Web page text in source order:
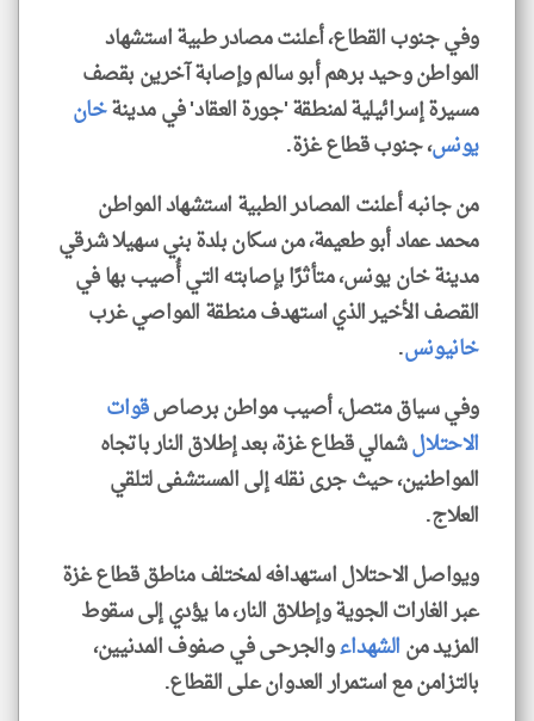
وفي جنوب القطاع، أعلنت مصادر طبية استشهاد
المواطن وحيد برهم أبو سالم وإصابة آخرين بقصف
مسيرة إسرائيلية لمنطقة 'جورة العقاد' في مدينةخان
يونس، جنوب قطاع غزة.
من جانبه أعلنت المصادر الطبية استشهاد المواطن
محمد عماد أبو طعيمة، من سكان بلدة بني سهيلا شرقي
مدينة خان يونس، متأثرًا بإصابته التي أُصيب بها في
القصف الأخير الذي استهدف منطقة المواصي غرب
خانيونس.
وفي سياق متصل، أصيب مواطن برصاصقوات
الاحتلالشمالي قطاع غزة، بعد إطلاق النار باتجاه
المواطنين، حيث جرى نقله إلى المستشفى لتلقي
العلاج.
ويواصل الاحتلال استهدافه لمختلف مناطق قطاع غزة
عبر الغارات الجوية وإطلاق النار، ما يؤدي إلى سقوط
المزيد منالشهداءوالجرحى في صفوف المدنيين،
بالتزامن مع استمرار العدوان على القطاع.